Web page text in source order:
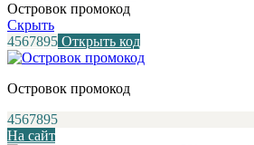
Островок промокод
Скрыть
4567895 Открыть код
Островок промокод
4567895
На сайт